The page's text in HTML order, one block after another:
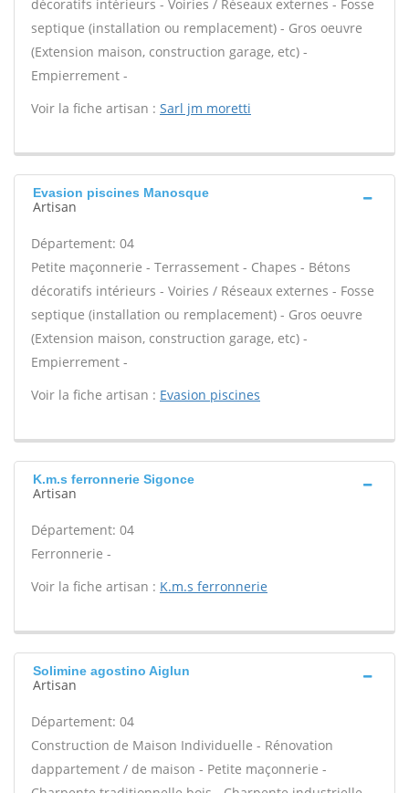
décoratifs intérieurs - Voiries / Réseaux externes - Fosse
septique (installation ou remplacement) - Gros oeuvre
(Extension maison, construction garage, etc) -
Empierrement -
Voir la fiche artisan : Sarl jm moretti
Evasion piscines Manosque
Artisan
Département: 04
Petite maçonnerie - Terrassement - Chapes - Bétons
décoratifs intérieurs - Voiries / Réseaux externes - Fosse
septique (installation ou remplacement) - Gros oeuvre
(Extension maison, construction garage, etc) -
Empierrement -
Voir la fiche artisan : Evasion piscines
K.m.s ferronnerie Sigonce
Artisan
Département: 04
Ferronnerie -
Voir la fiche artisan : K.m.s ferronnerie
Solimine agostino Aiglun
Artisan
Département: 04
Construction de Maison Individuelle - Rénovation
dappartement / de maison - Petite maçonnerie -